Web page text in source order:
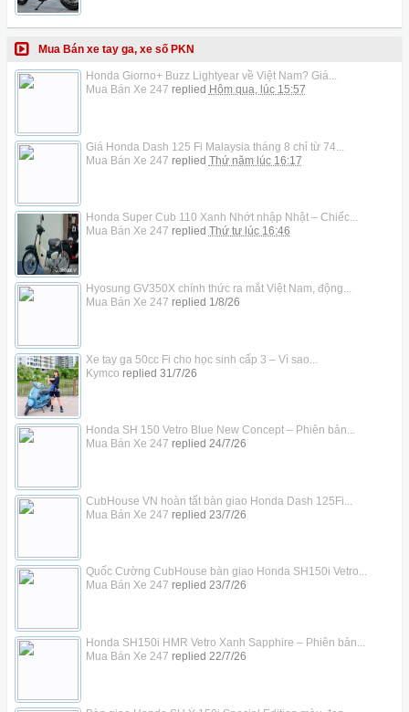
Mua Bán xe tay ga, xe số PKN
Honda Giorno+ Buzz Lightyear về Việt Nam? Giá...
Mua Bán Xe 247 replied Hôm qua, lúc 15:57
Giá Honda Dash 125 Fi Malaysia tháng 8 chỉ từ 74...
Mua Bán Xe 247 replied Thứ năm lúc 16:17
Honda Super Cub 110 Xanh Nhớt nhập Nhật – Chiếc...
Mua Bán Xe 247 replied Thứ tư lúc 16:46
Hyosung GV350X chính thức ra mắt Việt Nam, động...
Mua Bán Xe 247 replied 1/8/26
Xe tay ga 50cc Fi cho học sinh cấp 3 – Vì sao...
Kymco replied 31/7/26
Honda SH 150 Vetro Blue New Concept – Phiên bản...
Mua Bán Xe 247 replied 24/7/26
CubHouse VN hoàn tất bàn giao Honda Dash 125Fi...
Mua Bán Xe 247 replied 23/7/26
Quốc Cường CubHouse bàn giao Honda SH150i Vetro...
Mua Bán Xe 247 replied 23/7/26
Honda SH150i HMR Vetro Xanh Sapphire – Phiên bản...
Mua Bán Xe 247 replied 22/7/26